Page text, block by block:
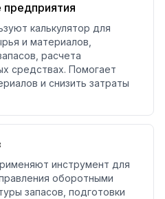
калькулятор для
и материалов,
расчета
средствах. Помогает
и снизить затраты
инструмент для
оборотными
запасов, подготовки